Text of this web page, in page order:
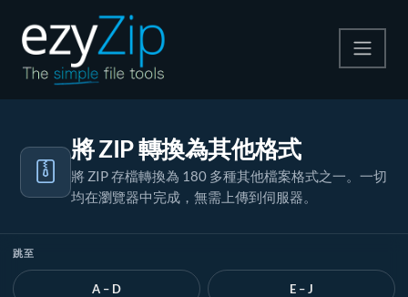
解壓縮
轉換器
將 ZIP 轉換為其他格式
將 ZIP 存檔轉換為 180 多種其他檔案格式之一。一切
均在瀏覽器中完成，無需上傳到伺服器。
跳至
A – D E – J